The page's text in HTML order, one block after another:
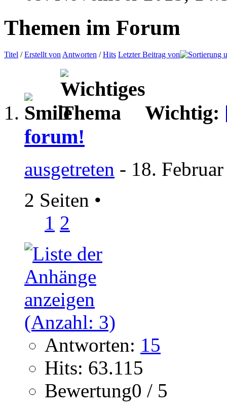
Themen im Forum
Titel /Erstellt von Antworten /Hits Letzter Beitrag von
Wichtig:
forum!
ausgetreten - 18.
2 Seiten •
1 2
Antworten: 15
Hits: 63.115
Bewertung0 / 5